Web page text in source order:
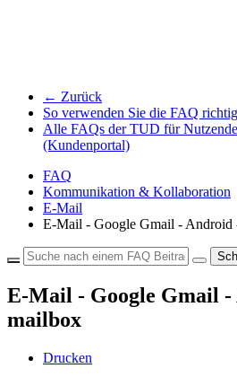
← Zurück
So verwenden Sie die FAQ richtig
Alle FAQs der TUD für
(Kundenportal)
FAQ
Kommunikation & Kollaboration
E-Mail
E-Mail - Google Gmail - Android
E-Mail - Google Gmail -
mailbox
Drucken